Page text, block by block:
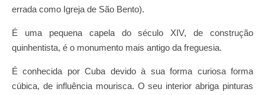
errada como Igreja de São Bento).
É uma pequena capela do século XIV, de construção
quinhentista, é o monumento mais antigo da freguesia.
É conhecida por Cuba devido à sua forma curiosa forma
cúbica, de influência mourisca. O seu interior abriga pinturas